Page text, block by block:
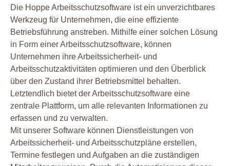
Die Hoppe Arbeitsschutzsoftware ist ein unverzichtbares
Werkzeug für Unternehmen, die eine effiziente
Betriebsführung anstreben. Mithilfe einer solchen Lösung
in Form einer Arbeitsschutzsoftware, können
Unternehmen ihre Arbeitssicherheit- und
Arbeitsschutzaktivitäten optimieren und den Überblick
über den Zustand ihrer Betriebsmittel behalten.
Letztendlich bietet der Arbeitsschutzsoftware eine
zentrale Plattform, um alle relevanten Informationen zu
erfassen und zu verwalten.
Mit unserer Software können Dienstleistungen von
Arbeitssicherheit- und Arbeitsschutzpläne erstellen,
Termine festlegen und Aufgaben an die zuständigen